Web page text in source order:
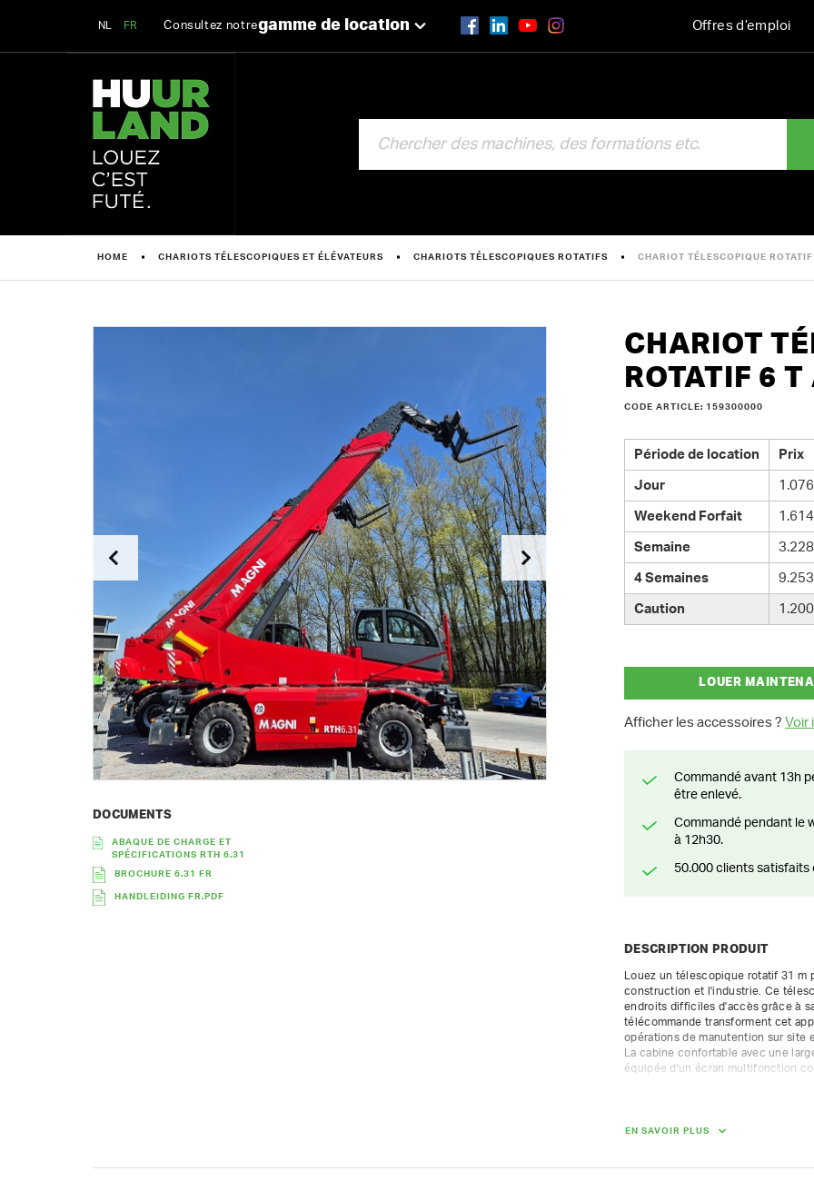
NL FR Consultez notregamme de location Offres d’emploi
HOME CHARIOTS TÉLESCOPIQUES ET ÉLÉVATEURS CHARIOTS TÉLESCOPIQUES ROTATIFS CHARIOT TÉLESCOPIQUE
CHARIOT
ROTATIF 6
CODE ARTICLE: 159300000
DOCUMENTS
ABAQUE DE CHARGE ET
SPÉCIFICATIONS RTH 6.31
BROCHURE 6.31 FR
HANDLEIDING FR.PDF
Période de location Prix
Jour
Weekend Forfait
Semaine
4 Semaines
Caution
LOUER
Afficher les accessoires ? Voir
Commandé avant 13h pendant la semaine? Livré le jour suivant ou prêt à
être enlevé.
Commandé pendant le weekend? Livré ou prêt à être enlevé à partir du lundi
à 12h30.
50.000 clients
DESCRIPTION PRODUIT
Louez un télescopique rotatif 31 m
construction et l'industrie. Ce
endroits difficiles d'accès grâce à
télécommande transforment cet
opérations de manutention sur site
La cabine confortable avec une
équipée d'un écran multifonction
EN SAVOIR PLUS